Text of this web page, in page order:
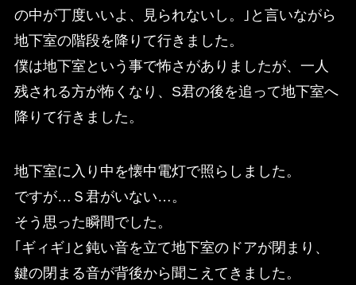
の中が丁度いいよ、見られないし。｣と言いながら
地下室の階段を降りて行きました。
僕は地下室という事で怖さがありましたが、一人
残される方が怖くなり、S君の後を追って地下室へ
降りて行きました。
地下室に入り中を懐中電灯で照らしました。
ですが…Ｓ君がいない…。
そう思った瞬間でした。
｢ギィギ｣と鈍い音を立て地下室のドアが閉まり、
鍵の閉まる音が背後から聞こえてきました。